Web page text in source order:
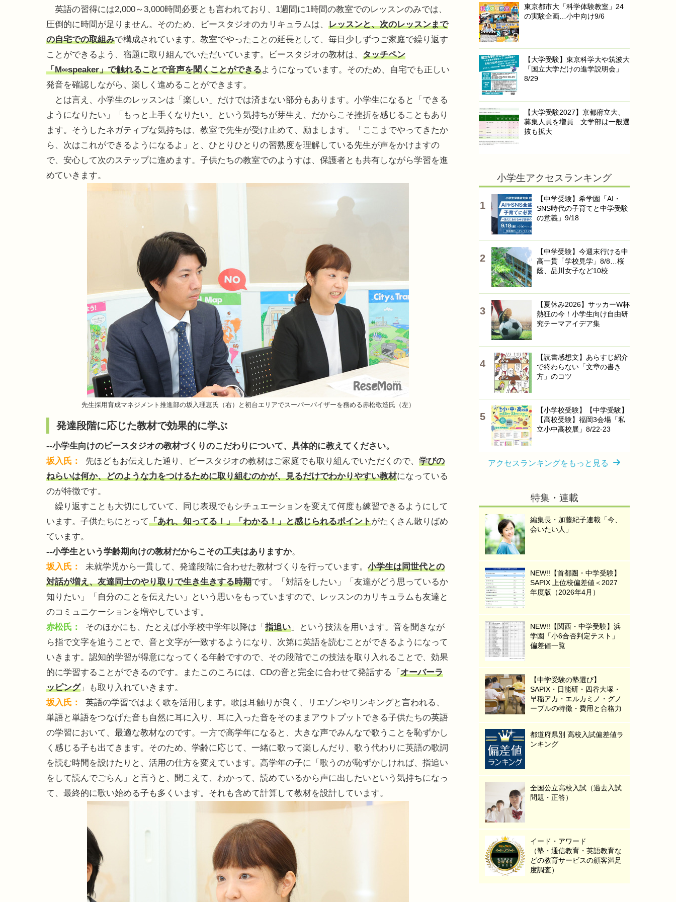
英語の習得には2,000～3,000時間必要とも言われており、1週間に1時間の教室でのレッスンのみでは、
圧倒的に時間が足りません。そのため、ビースタジオのカリキュラムは、 レッスンと、次のレッスンまで
の自宅での取組みで構成されています。教室でやったことの延長として、毎日少しずつご家庭で繰り返す
ことができるよう、宿題に取り組んでいただいています。ビースタジオの教材は、 タッチペン
「M∞speaker」で触れることで音声を聞くことができるようになっています。そのため、自宅でも正しい
発音を確認しながら、楽しく進めることができます。
とは言え、小学生のレッスンは「楽しい」だけでは済まない部分もあります。小学生になると「できる
ようになりたい」「もっと上手くなりたい」という気持ちが芽生え、だからこそ挫折を感じることもあり
ます。そうしたネガティブな気持ちは、教室で先生が受け止めて、励まします。「ここまでやってきたか
ら、次はこれができるようになるよ」と、ひとりひとりの習熟度を理解している先生が声をかけますの
で、安心して次のステップに進めます。子供たちの教室でのようすは、保護者とも共有しながら学習を進
めていきます。
先生採用育成マネジメント推進部の坂入理恵氏（右）と初台エリアでスーパーバイザーを務める赤松敬造氏（左）
発達段階に応じた教材で効果的に学ぶ
--小学生向けのビースタジオの教材づくりのこだわりについて、具体的に教えてください。
坂入氏：
先ほどもお伝えした通り、ビースタジオの教材はご家庭でも取り組んでいただくので、 学びの
ねらいは何か、どのような力をつけるために取り組むのかが、見るだけでわかりやすい教材になっている
のが特徴です。
繰り返すことも大切にしていて、同じ表現でもシチュエーションを変えて何度も練習できるようにして
います。子供たちにとって「あれ、知ってる！」「わかる！」と感じられるポイントがたくさん散りばめ
ています。
--小学生という学齢期向けの教材だからこその工夫はありますか。
坂入氏：
未就学児から一貫して、発達段階に合わせた教材づくりを行っています。 小学生は同世代との
対話が増え、友達同士のやり取りで生き生きする時期です。「対話をしたい」「友達がどう思っているか
知りたい」「自分のことを伝えたい」という思いをもっていますので、レッスンのカリキュラムも友達と
のコミュニケーションを増やしています。
赤松氏：
そのほかにも、たとえば小学校中学年以降は「 指追い 」という技法を用います。音を聞きなが
ら指で文字を追うことで、音と文字が一致するようになり、次第に英語を読むことができるようになって
いきます。認知的学習が得意になってくる年齢ですので、その段階でこの技法を取り入れることで、効果
的に学習することができるのです。またこのころには、CDの音と完全に合わせて発話する「 オーバーラ
ッピング」も取り入れていきます。
坂入氏：
英語の学習ではよく歌を活用します。歌は耳触りが良く、リエゾンやリンキングと言われる、
単語と単語をつなげた音も自然に耳に入り、耳に入った音をそのままアウトプットできる子供たちの英語
の学習において、最適な教材なのです。一方で高学年になると、大きな声でみんなで歌うことを恥ずかし
く感じる子も出てきます。そのため、学齢に応じて、一緒に歌って楽しんだり、歌う代わりに英語の歌詞
を読む時間を設けたりと、活用の仕方を変えています。高学年の子に「歌うのが恥ずかしければ、指追い
をして読んでごらん」と言うと、聞こえて、わかって、読めているから声に出したいという気持ちになっ
て、最終的に歌い始める子も多くいます。それも含めて計算して教材を設計しています。
東京都市大「科学体験教室」24
の実験企画…小中向け9/6
【大学受験】東京科学大や筑波大
「国立大学だけの進学説明会」
8/29
【大学受験2027】京都府立大、
募集人員を増員…文学部は一般選
抜も拡大
小学生アクセスランキング
【中学受験】希学園「AI・
SNS時代の子育てと中学受験
の意義」9/18
【中学受験】今週末行ける中
高一貫「学校見学」8/8…桜
蔭、品川女子など10校
【夏休み2026】サッカーW杯
熱狂の今！小学生向け自由研
究テーマアイデア集
【読書感想文】あらすじ紹介
で終わらない「文章の書き
方」のコツ
【小学校受験】【中学受験】
【高校受験】福岡3会場「私
立小中高校展」8/22-23
アクセスランキングをもっと見る
特集・連載
編集長・加藤紀子連載「今、
会いたい人」
NEW!!【首都圏・中学受験】
SAPIX 上位校偏差値＜2027
年度版（2026年4月）
NEW!!【関西・中学受験】浜
学園「小6合否判定テスト」
偏差値一覧
【中学受験の塾選び】
SAPIX・日能研・四谷大塚・
早稲アカ・エルカミノ・グノ
ーブルの特徴・費用と合格力
都道府県別 高校入試偏差値ラ
ンキング
全国公立高校入試（過去入試
問題・正答）
イード・アワード
（塾・通信教育・英語教育な
どの教育サービスの顧客満足
度調査）